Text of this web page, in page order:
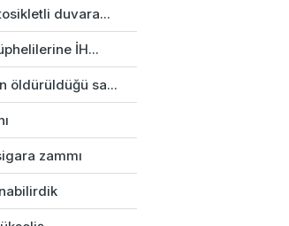
duvara...
İH...
öldürüldüğü sa...
zammı